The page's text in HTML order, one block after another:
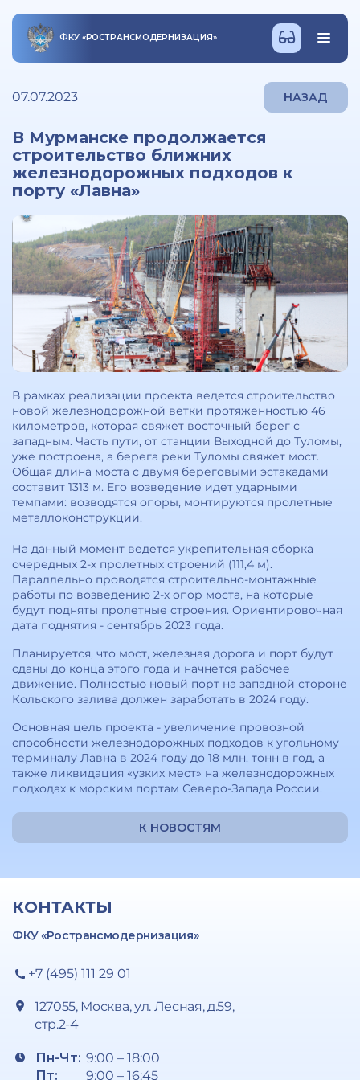
ФКУ «РОСТРАНСМОДЕРНИЗАЦИЯ»
07.07.2023 НАЗАД
В Мурманске продолжается
строительство ближних
железнодорожных подходов к
порту «Лавна»
В рамках реализации проекта ведется строительство
новой железнодорожной ветки протяженностью 46
километров, которая свяжет восточный берег с
западным. Часть пути, от станции Выходной до Туломы,
уже построена, а берега реки Туломы свяжет мост.
Общая длина моста с двумя береговыми эстакадами
составит 1313 м. Его возведение идет ударными
темпами: возводятся опоры, монтируются пролетные
металлоконструкции.
На данный момент ведется укрепительная сборка
очередных 2-х пролетных строений (111,4 м).
Параллельно проводятся строительно-монтажные
работы по возведению 2-х опор моста, на которые
будут подняты пролетные строения. Ориентировочная
дата поднятия - сентябрь 2023 года.
Планируется, что мост, железная дорога и порт будут
сданы до конца этого года и начнется рабочее
движение. Полностью новый порт на западной стороне
Кольского залива должен заработать в 2024 году.
Основная цель проекта - увеличение провозной
способности железнодорожных подходов к угольному
терминалу Лавна в 2024 году до 18 млн. тонн в год, а
также ликвидация «узких мест» на железнодорожных
подходах к морским портам Северо-Запада России.
К НОВОСТЯМ
КОНТАКТЫ
ФКУ «Ространсмодернизация»
+7 (495) 111 29 01
127055, Москва, ул. Лесная, д.59,
стр.2-4
Пн-Чт:
Пт:
9:00 – 18:00
9:00 – 16:45